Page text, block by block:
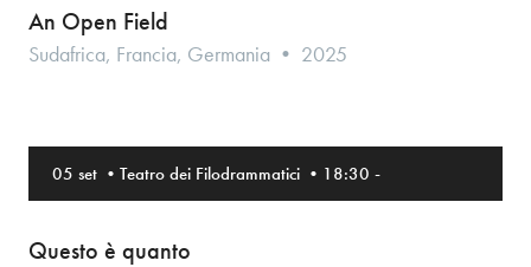
An Open Field
Sudafrica, Francia, Germania • 2025
05 set • Teatro dei Filodrammatici • 18:30 -
Questo è quanto